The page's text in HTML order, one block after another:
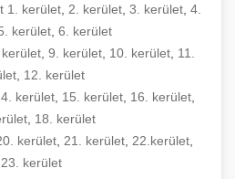
1. kerület 2. kerület 3. kerület 4.
kerület, 6. kerület
, 9. kerület, 10. kerület, 11.
12. kerület
kerület 15. kerület 16. kerület
18. kerület
kerület 21. kerület 22.kerület
23. kerület